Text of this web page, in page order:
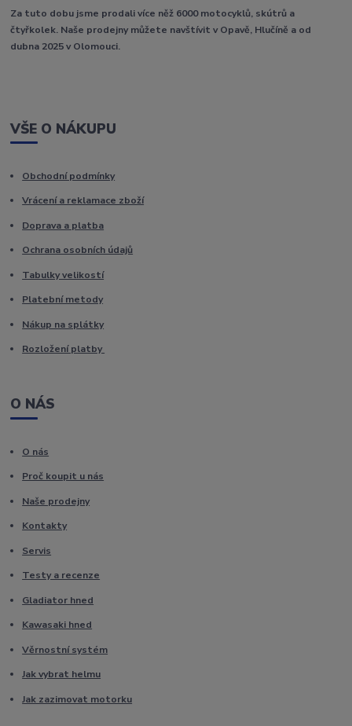
Za tuto dobu jsme prodali více něž 6000 motocyklů, skútrů a
čtyřkolek. Naše prodejny můžete navštívit v Opavě, Hlučíně a od
dubna 2025 v Olomouci.
VŠE O NÁKUPU
Obchodní podmínky
Vrácení a reklamace zboží
Doprava a platba
Ochrana osobních údajů
Tabulky velikostí
Platební metody
Nákup na splátky
Rozložení platby
O NÁS
O nás
Proč koupit u nás
Naše prodejny
Kontakty
Servis
Testy a recenze
Gladiator hned
Kawasaki hned
Věrnostní systém
Jak vybrat helmu
Jak zazimovat motorku